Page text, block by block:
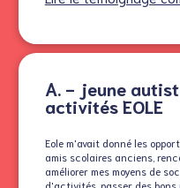
A. - jeune
activités EOLE
Eole m'avait donné les
amis scolaires anciens,
améliorer mes moyens de
d'activités, passer des bons